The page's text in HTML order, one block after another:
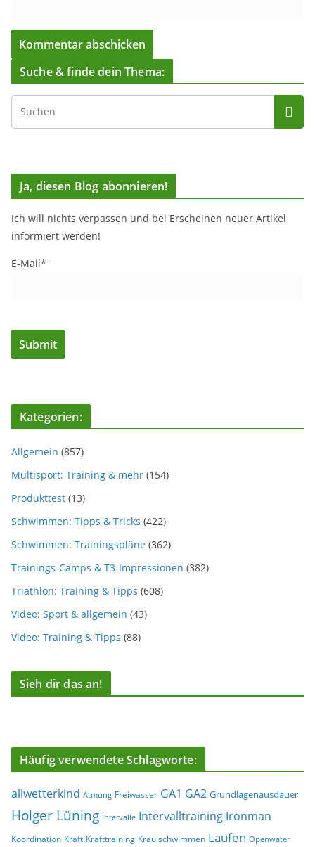
Suche & finde dein Thema:
Ja, diesen Blog abonnieren!
Ich will nichts verpassen und bei Erscheinen neuer Artikel
informiert werden!
E-Mail*
Kategorien:
Allgemein (857)
Multisport: Training & mehr (154)
Produkttest (13)
Schwimmen: Tipps & Tricks (422)
Schwimmen: Trainingspläne (362)
Trainings-Camps & T3-Impressionen (382)
Triathlon: Training & Tipps (608)
Video: Sport & allgemein (43)
Video: Training & Tipps (88)
Sieh dir das an!
Häufig verwendete Schlagworte:
allwetterkind Atmung Freiwasser GA1 GA2 Grundlagenausdauer
Holger Lüning Intervalle Intervalltraining Ironman
Koordination Kraft Krafttraining Kraulschwimmen Laufen Openwater